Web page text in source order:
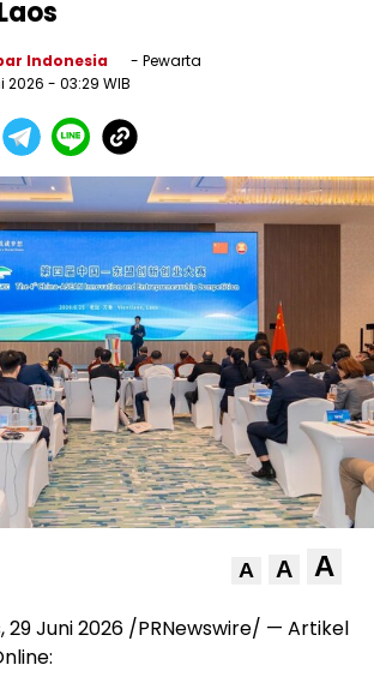
Indonesia
- Pewarta
2026 - 03:29 WIB
A A A
29 Juni 2026 /PRNewswire/ — Artikel